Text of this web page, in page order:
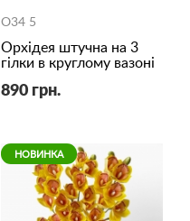
O34 5
Орхідея штучна на 3
гілки в круглому вазоні
890 грн.
НОВИНКА